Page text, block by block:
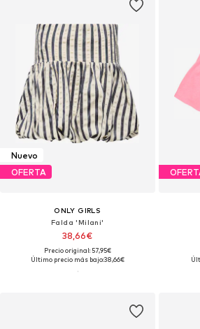
Nuevo
OFERTA
ONLY GIRLS
Falda 'Milani'
38,66€
Precio original: 57,95€
Último precio más bajo:38,66€